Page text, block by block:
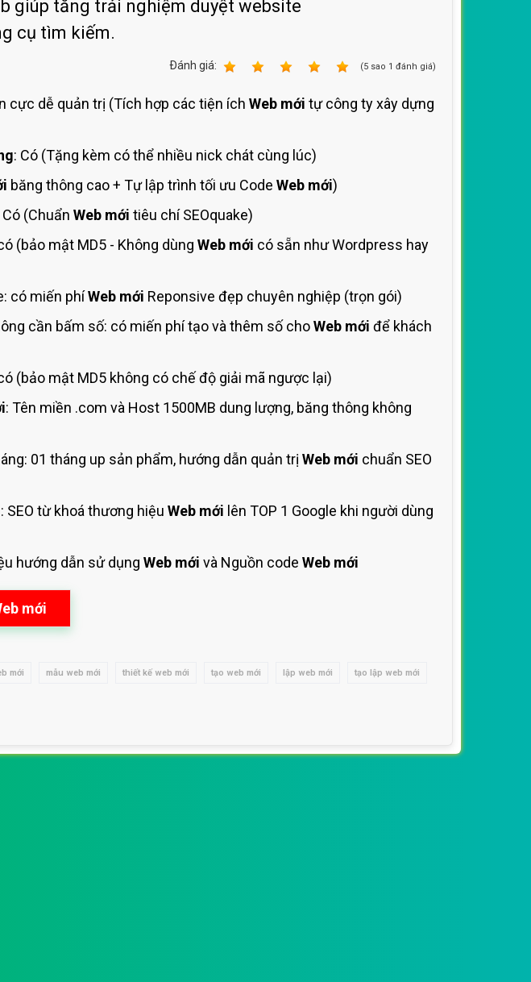
giúp tăng trải nghiệm duyệt website
cụ tìm kiếm.
Ðánh giá: (5 sao 1 đánh giá)
cực dễ quản trị (Tích hợp các tiện ích Web mới tự công ty xây dựng
: Có (Tặng kèm có thể nhiều nick chát cùng lúc)
băng thông cao + Tự lập trình tối ưu Code Web mới)
(Chuẩn Web mới tiêu chí SEOquake)
(bảo mật MD5 - Không dùng Web mới có sẵn như Wordpress hay
có miến phíWeb mới Reponsive đẹp chuyên nghiệp (trọn gói)
cần bấm số: có miến phí tạo và thêm số choWeb mới để khách
(bảo mật MD5 không có chế độ giải mã ngược lại)
: Tên miền .com và Host 1500MB dung lượng, băng thông không
01 tháng up sản phẩm, hướng dẫn quản trị Web mới chuẩn SEO
: SEO từ khoá thương hiệu Web mới lên TOP 1 Google khi người dùng
hướng dẫn sử dụng Web mới và Nguồn code Web mới
mới
mới mẫu web mới thiết kế web mới tạo web mới lập web mới tạo lập web mới